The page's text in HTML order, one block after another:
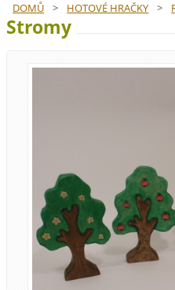
DOMŮ > HOTOVÉ HRAČKY >
Stromy